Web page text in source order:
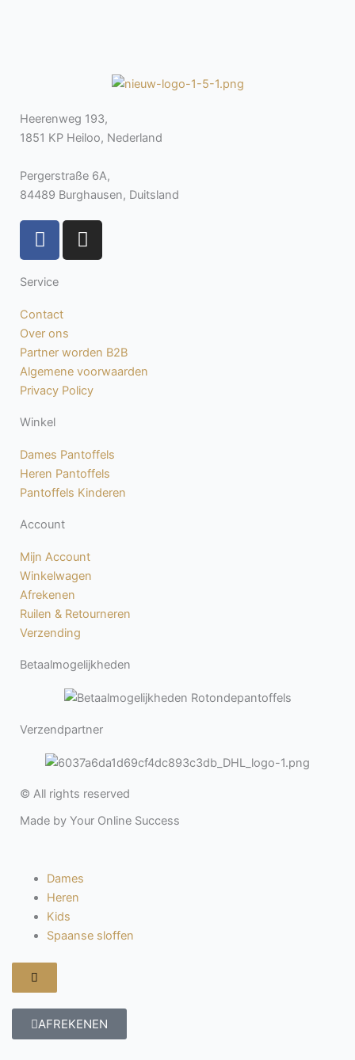
Heerenweg 193,
1851 KP Heiloo, Nederland
Pergerstraße 6A,
84489 Burghausen, Duitsland
F
a
e
b
o
o
k
-
I
n
r
a
m
Service
Contact
Over ons
Partner worden B2B
Algemene voorwaarden
Privacy Policy
Winkel
Dames Pantoffels
Heren Pantoffels
Pantoffels Kinderen
Account
Mijn Account
Winkelwagen
Afrekenen
Ruilen & Retourneren
Verzending
Betaalmogelijkheden
Verzendpartner
© All rights reserved
Made by Your Online Success
Dames
Heren
Kids
Spaanse sloffen
Hamburger
toggle
AFREKENEN